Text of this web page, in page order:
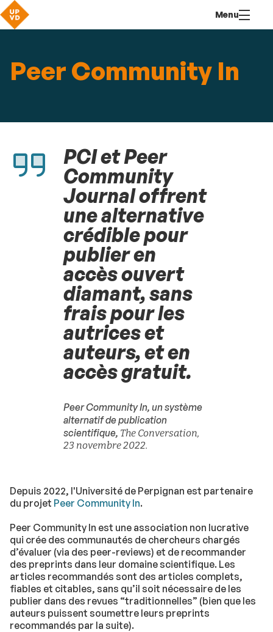
contenu
Menu
Peer Community In
PCI etPeer
Community
Journaloffrent
une alternative
crédible pour
publier en
accès ouvert
diamant, sans
frais pour les
autrices et
auteurs, et en
accès gratuit.
Peer Community In, un système
alternatif de publication
scientifique, The Conversation,
23 novembre 2022.
Depuis 2022, l'Université de Perpignan est partenaire
du projet Peer Community In.
Peer Community In est une association non lucrative
qui crée des communautés de chercheurs chargés
d’évaluer (via des peer-reviews) et de recommander
des preprints dans leur domaine scientifique. Les
articles recommandés sont des articles complets,
fiables et citables, sans qu’il soit nécessaire de les
publier dans des revues “traditionnelles” (bien que les
auteurs puissent soumettre leurs preprints
recommandés par la suite).